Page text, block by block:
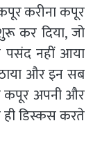
करीना कपूर
कर दिया, जो
नहीं आया
और इन सब
कपूर अपनी और
ही डिस्कस करते